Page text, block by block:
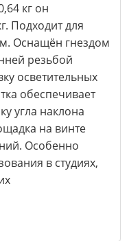
кг он
Подходит для
Оснащён гнездом
резьбой
осветительных
обеспечивает
угла наклона
на винте
Особенно
в студиях,